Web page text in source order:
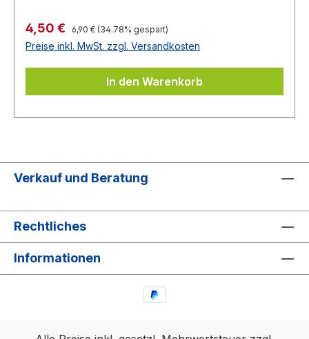
Verkaufspreis:
4,50 € Regulärer Preis:
6,90 € (34.78% gespart)
Preise inkl. MwSt. zzgl. Versandkosten
In den Warenkorb
Verkauf und Beratung
Rechtliches
Informationen